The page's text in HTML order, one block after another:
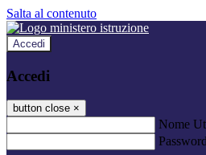
Salta al contenuto
Accedi
Accedi
button close ×
Nome